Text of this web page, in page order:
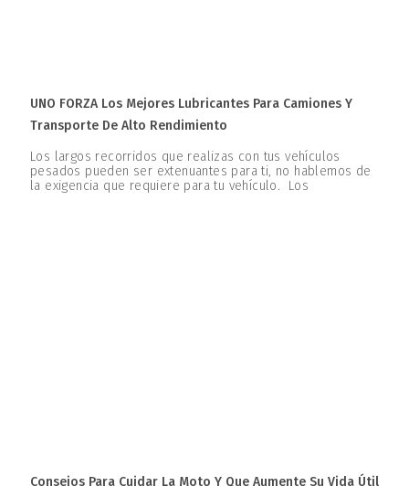
UNO FORZA Los Mejores Lubricantes Para Camiones Y
Transporte De Alto Rendimiento
Los largos recorridos que realizas con tus vehículos
pesados pueden ser extenuantes para ti, no hablemos de
la exigencia que requiere para tu vehículo. Los
Consejos Para Cuidar La Moto Y Que Aumente Su Vida Útil